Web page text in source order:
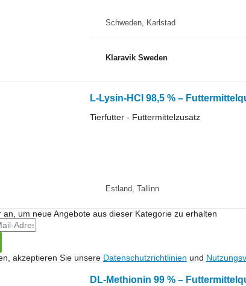
Schweden, Karlstad
Klaravik Sweden
L-Lysin-HCl 98,5 % –
Tierfutter - Futtermittelzusatz
Estland, Tallinn
an, um neue Angebote aus dieser Kategorie zu erhalten
akzeptieren Sie unsere Datenschutzrichtlinien und
DL-Methionin 99 % –